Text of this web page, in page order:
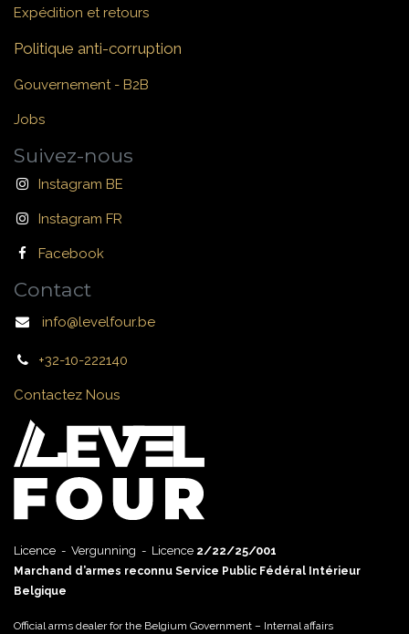
Expédition et retours
Politique anti-corruption
Gouvernement - B2B
Jobs
Suivez-nous
Instagram BE
Instagram FR
Facebook
Contact
info@levelfour.be
+32-10-222140
Contactez Nous
Licence - Vergunning - Licence 2/22/25/001
Marchand d’armes reconnu Service Public Fédéral Intérieur
Belgique
Official arms dealer for the Belgium Government – Internal affairs